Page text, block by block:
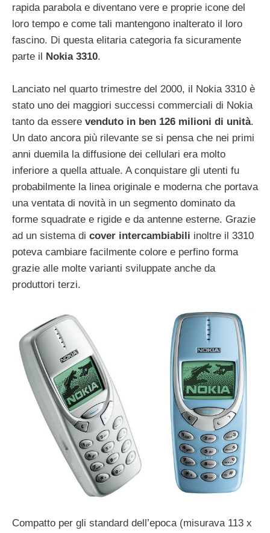
rapida parabola e diventano vere e proprie icone del
loro tempo e come tali mantengono inalterato il loro
fascino. Di questa elitaria categoria fa sicuramente
parte il
Nokia 3310.
Lanciato nel quarto trimestre del 2000, il Nokia 3310 è
stato uno dei maggiori successi commerciali di Nokia
tanto da essere venduto in ben 126 milioni di unità.
Un dato ancora più rilevante se si pensa che nei primi
anni duemila la diffusione dei cellulari era molto
inferiore a quella attuale. A conquistare gli utenti fu
probabilmente la linea originale e moderna che portava
una ventata di novità in un segmento dominato da
forme squadrate e rigide e da antenne esterne. Grazie
ad un sistema di cover intercambiabili inoltre il 3310
poteva cambiare facilmente colore e perfino forma
grazie alle molte varianti sviluppate anche da
produttori terzi.
Compatto per gli standard dell’epoca (misurava 113 x